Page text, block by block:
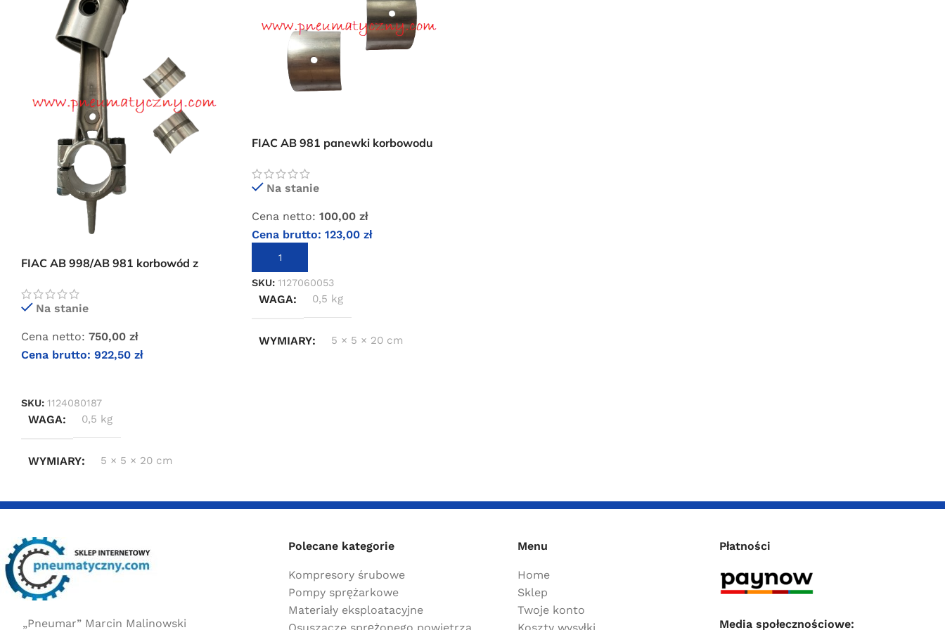
FIAC AB 998/AB 981 korbowód z
Na stanie
Cena netto: 750,00 zł
Cena brutto: 922,50 zł
SKU: 1124080187
WAGA 0,5 kg
WYMIARY 5 × 5 × 20 cm
FIAC AB 981 panewki korbowodu
Na stanie
Cena netto: 100,00zł
Cena brutto:123,00zł
DODAJ DO KOSZYKA
SKU:1127060053
WAGA 0,5 kg
WYMIARY 5 × 5 × 20 cm
„Pneumar” Marcin Malinowski
Polecane kategorie
Kompresory śrubowe
Pompy sprężarkowe
Materiały eksploatacyjne
Menu
Home
Sklep
Twoje konto
Płatności
Media społecznościowe: